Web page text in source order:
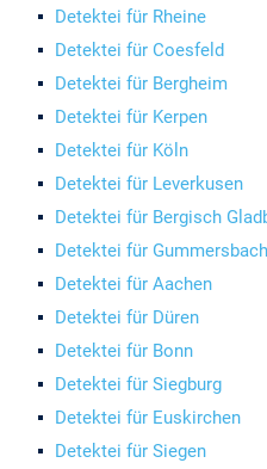
Detektei für Rheine
Detektei für Coesfeld
Detektei für Bergheim
Detektei für Kerpen
Detektei für Köln
Detektei für Leverkusen
Detektei für Bergisch
Detektei für Gummersbach
Detektei für Aachen
Detektei für Düren
Detektei für Bonn
Detektei für Siegburg
Detektei für Euskirchen
Detektei für Siegen